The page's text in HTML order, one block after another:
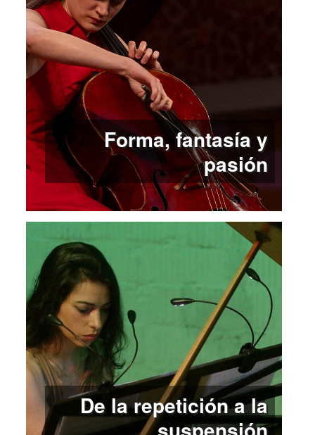
Forma, fantasía y
pasión
De la repetición a la